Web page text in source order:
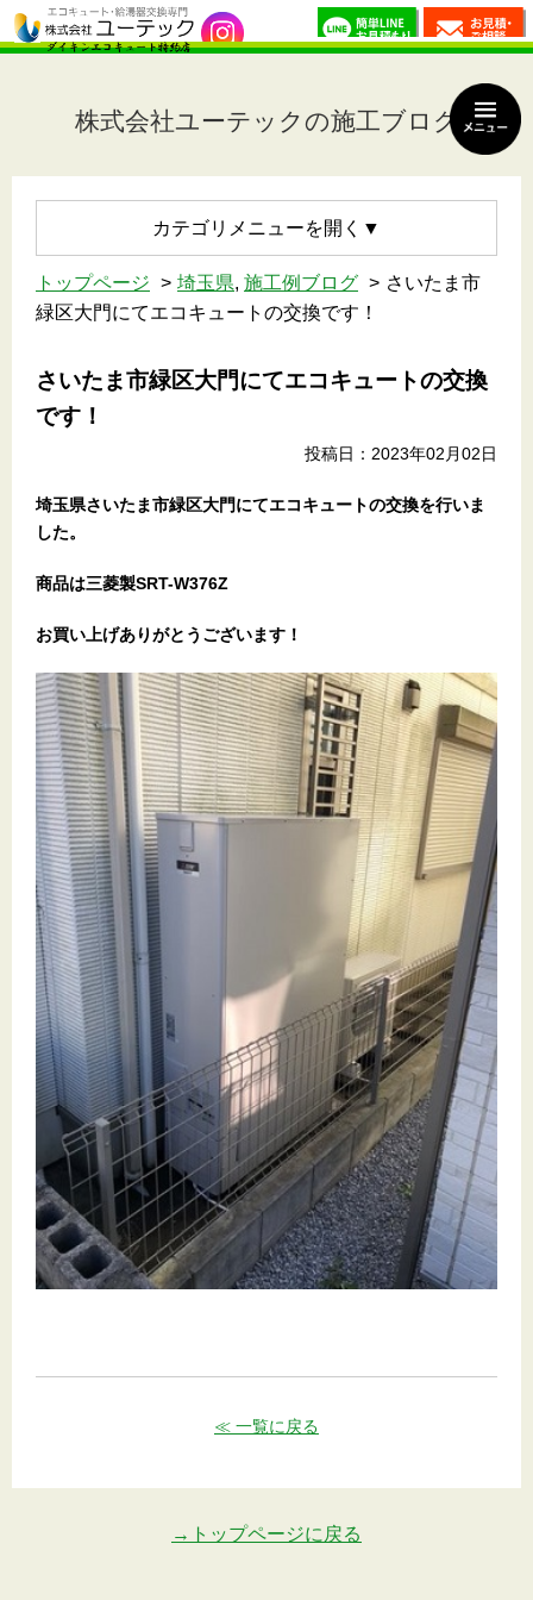
株式会社ユーテックの施工ブログ
カテゴリメニュー
トップページ 埼玉県, 施工例ブログ
さいたま市
緑区大門にてエコキュートの交換です！
さいたま市緑区大門にてエコキュートの交換
です！
投稿日：2023年02月02日
埼玉県さいたま市緑区大門にてエコキュートの交換を行いま
した。
商品は三菱製SRT-W376Z
お買い上げありがとうございます！
≪ 一覧に戻る
→トップページに戻る